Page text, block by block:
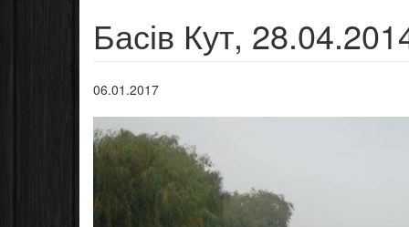
Басів Кут,
06.01.2017